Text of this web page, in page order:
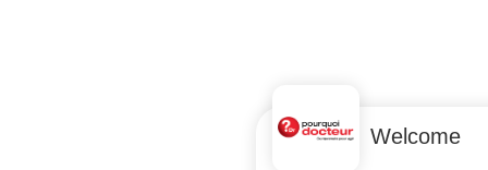
Welcome